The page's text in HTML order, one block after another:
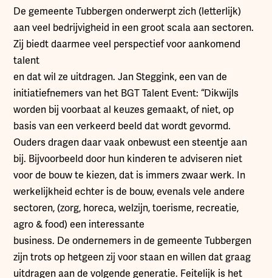
De gemeente Tubbergen onderwerpt zich (letterlijk)
aan veel bedrijvigheid in een groot scala aan sectoren.
Zij biedt daarmee veel perspectief voor aankomend
talent
en dat wil ze uitdragen. Jan Steggink, een van de
initiatiefnemers van het BGT Talent Event: “Dikwijls
worden bij voorbaat al keuzes gemaakt, of niet, op
basis van een verkeerd beeld dat wordt gevormd.
Ouders dragen daar vaak onbewust een steentje aan
bij. Bijvoorbeeld door hun kinderen te adviseren niet
voor de bouw te kiezen, dat is immers zwaar werk. In
werkelijkheid echter is de bouw, evenals vele andere
sectoren, (zorg, horeca, welzijn, toerisme, recreatie,
agro & food) een interessante
business. De ondernemers in de gemeente Tubbergen
zijn trots op hetgeen zij voor staan en willen dat graag
uitdragen aan de volgende generatie. Feitelijk is het